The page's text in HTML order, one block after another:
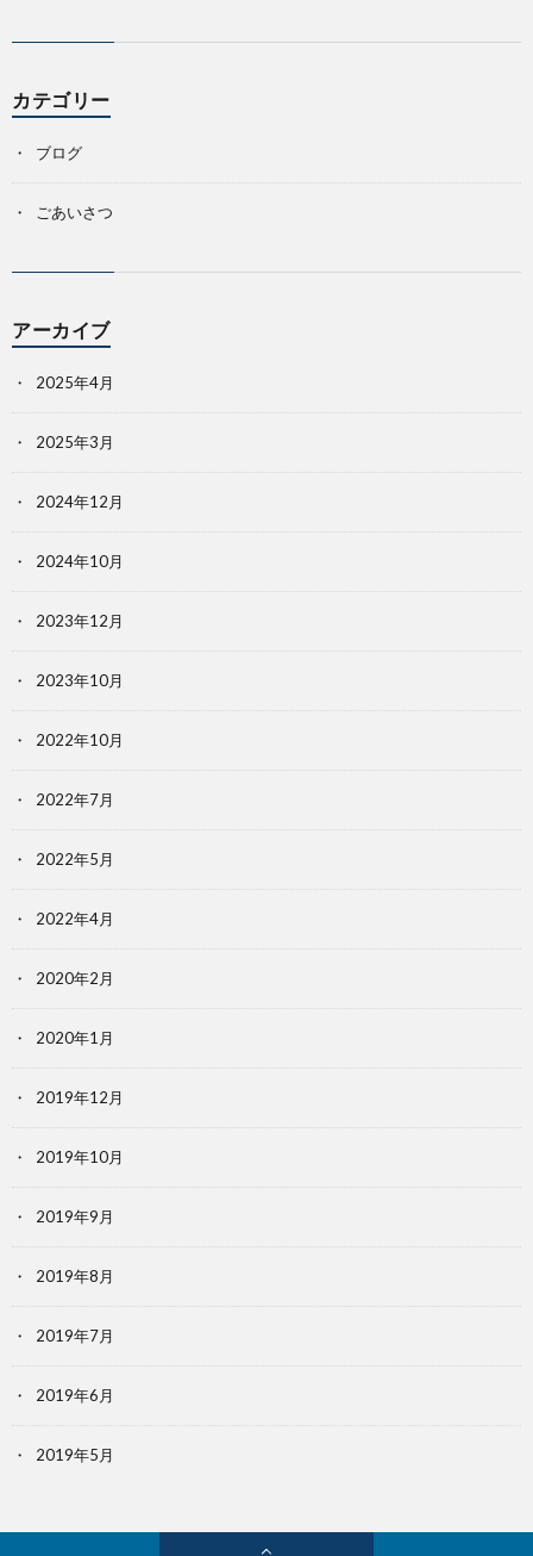
カテゴリー
ブログ
ごあいさつ
アーカイブ
2025年4月
2025年3月
2024年12月
2024年10月
2023年12月
2023年10月
2022年10月
2022年7月
2022年5月
2022年4月
2020年2月
2020年1月
2019年12月
2019年10月
2019年9月
2019年8月
2019年7月
2019年6月
2019年5月